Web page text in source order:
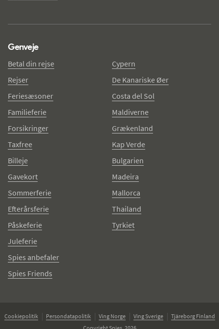
Genveje
Betal din rejse
Rejser
Feriesæsoner
Familieferie
Forsikringer
Taxfree
Billeje
Gavekort
Sommerferie
Efterårsferie
Påskeferie
Juleferie
Spies anbefaler
Spies Friends
Cypern
De Kanariske Øer
Costa del Sol
Maldiverne
Grækenland
Kap Verde
Bulgarien
Madeira
Mallorca
Thailand
Tyrkiet
Cookiepolitik Persondatapolitik Ving Norge Ving Sverige
Tjäreborg Finland